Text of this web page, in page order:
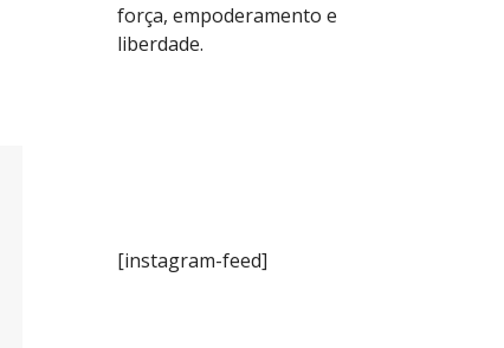
força, empoderamento e
liberdade.
[instagram-feed]